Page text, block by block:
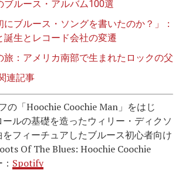
ブルース・アルバム100選
にブルース・ソングを書いたのか？」：
誕生とレコード会社の変遷
旅：アメリカ南部で生まれたロックの父
連記事
の「Hoochie Coochie Man」をはじ
ルの基礎を造ったウィリー・ディクソ
フィーチュアしたブルース初心者向け
Of The Blues: Hoochie Coochie
Spotify